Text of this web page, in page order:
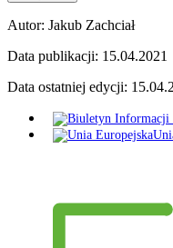
Autor: Jakub Zachciał
Data publikacji: 15.04.2021
Data ostatniej edycji: